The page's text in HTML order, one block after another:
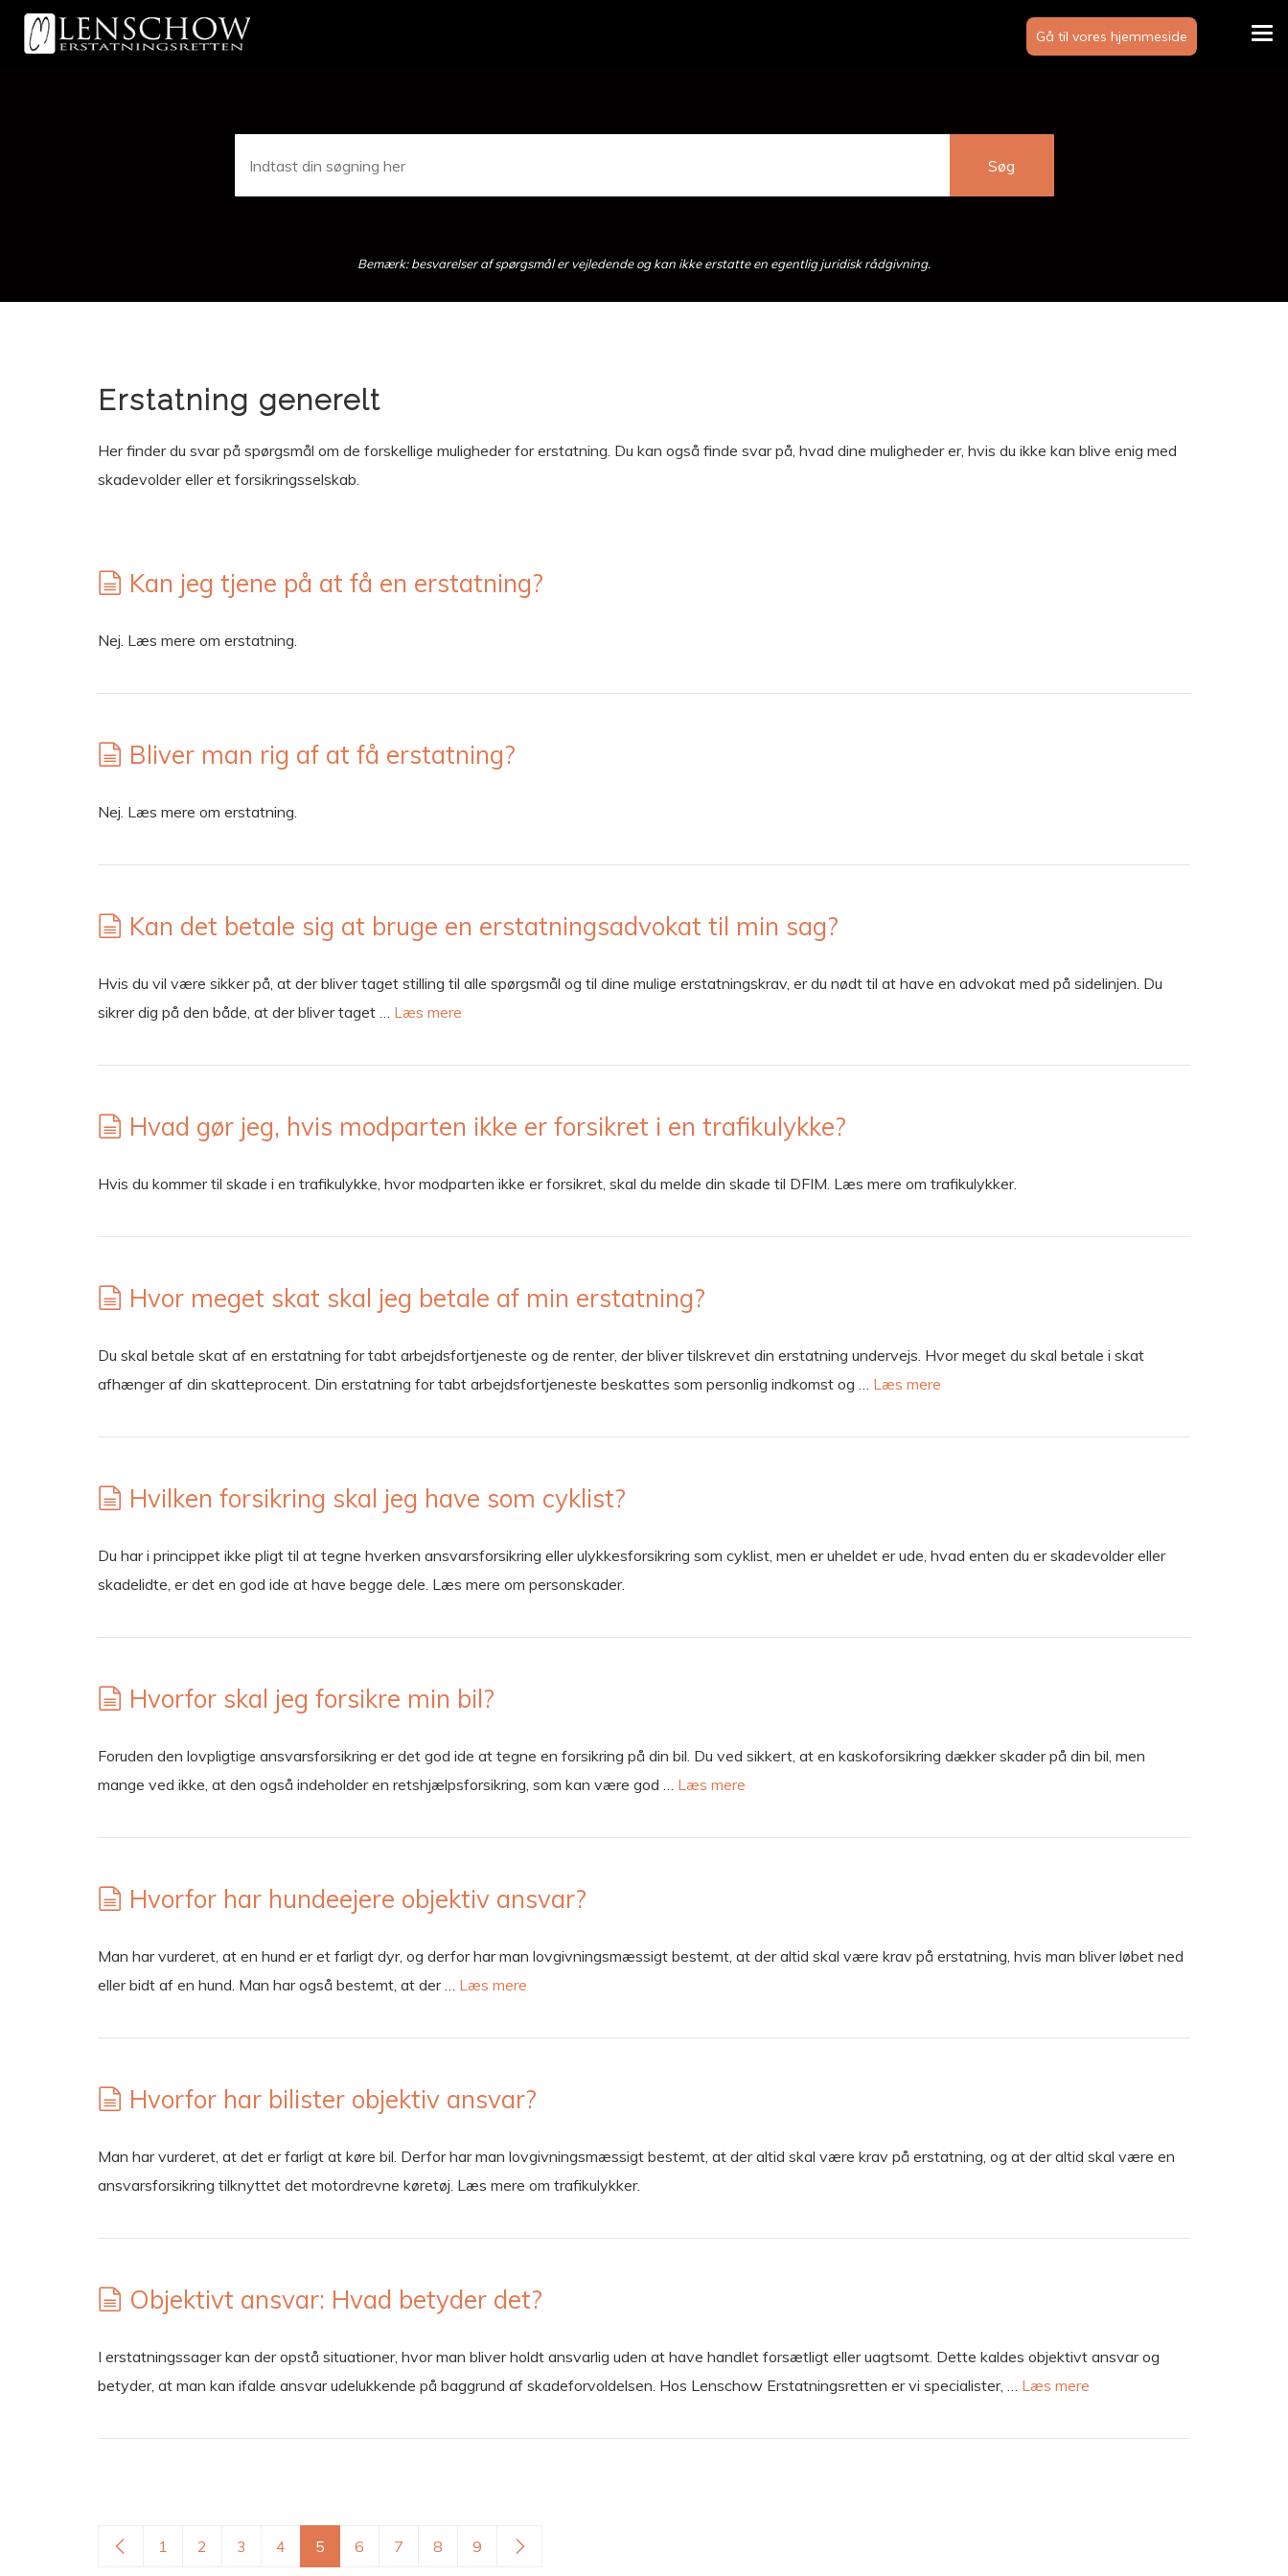
Skip
Gå til vores hjemmeside
Bemærk: besvarelser af spørgsmål er vejledende og kan ikke erstatte en egentlig juridisk rådgivning.
Erstatning generelt
Her finder du svar på spørgsmål om de forskellige muligheder for erstatning. Du kan også finde svar på, hvad dine muligheder er, hvis du ikke kan blive enig med
skadevolder eller et forsikringsselskab.
Kan jeg tjene på at få en erstatning?
Nej. Læs mere om erstatning.
Bliver man rig af at få erstatning?
Nej. Læs mere om erstatning.
Kan det betale sig at bruge en erstatningsadvokat til min sag?
Hvis du vil være sikker på, at der bliver taget stilling til alle spørgsmål og til dine mulige erstatningskrav, er du nødt til at have en advokat med på sidelinjen. Du
sikrer dig på den både, at der bliver taget … Læs mere
Hvad gør jeg, hvis modparten ikke er forsikret i en trafikulykke?
Hvis du kommer til skade i en trafikulykke, hvor modparten ikke er forsikret, skal du melde din skade til DFIM. Læs mere om trafikulykker.
Hvor meget skat skal jeg betale af min erstatning?
Du skal betale skat af en erstatning for tabt arbejdsfortjeneste og de renter, der bliver tilskrevet din erstatning undervejs. Hvor meget du skal betale i skat
afhænger af din skatteprocent. Din erstatning for tabt arbejdsfortjeneste beskattes som personlig indkomst og … Læs mere
Hvilken forsikring skal jeg have som cyklist?
Du har i princippet ikke pligt til at tegne hverken ansvarsforsikring eller ulykkesforsikring som cyklist, men er uheldet er ude, hvad enten du er skadevolder eller
skadelidte, er det en god ide at have begge dele. Læs mere om personskader.
Hvorfor skal jeg forsikre min bil?
Foruden den lovpligtige ansvarsforsikring er det god ide at tegne en forsikring på din bil. Du ved sikkert, at en kaskoforsikring dækker skader på din bil, men
mange ved ikke, at den også indeholder en retshjælpsforsikring, som kan være god … Læs mere
Hvorfor har hundeejere objektiv ansvar?
Man har vurderet, at en hund er et farligt dyr, og derfor har man lovgivningsmæssigt bestemt, at der altid skal være krav på erstatning, hvis man bliver løbet ned
eller bidt af en hund. Man har også bestemt, at der … Læs mere
Hvorfor har bilister objektiv ansvar?
Man har vurderet, at det er farligt at køre bil. Derfor har man lovgivningsmæssigt bestemt, at der altid skal være krav på erstatning, og at der altid skal være en
ansvarsforsikring tilknyttet det motordrevne køretøj. Læs mere om trafikulykker.
Objektivt ansvar: Hvad betyder det?
I erstatningssager kan der opstå situationer, hvor man bliver holdt ansvarlig uden at have handlet forsætligt eller uagtsomt. Dette kaldes objektivt ansvar og
betyder, at man kan ifalde ansvar udelukkende på baggrund af skadeforvoldelsen. Hos Lenschow Erstatningsretten er vi specialister, … Læs mere
1 2 3 4 5 6 7 8 9